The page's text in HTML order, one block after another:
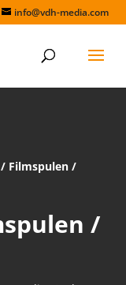
info@vdh-media.com
Filmspulen /
/